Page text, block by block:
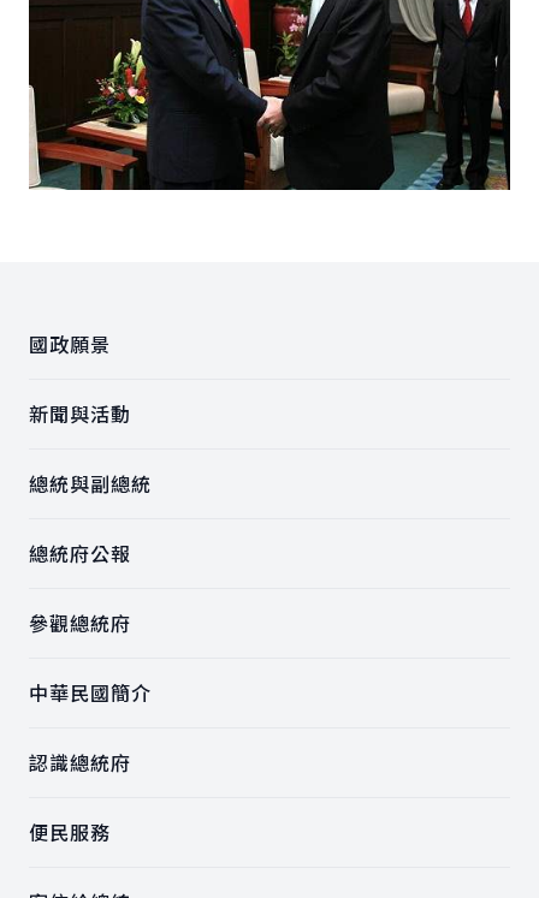
國政願景
新聞與活動
總統與副總統
總統府公報
參觀總統府
中華民國簡介
認識總統府
便民服務